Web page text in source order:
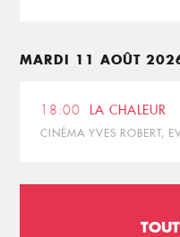
MARDI 11 AOÛT
18:00 LA CHALEUR
CINÉMA YVES ROBERT,